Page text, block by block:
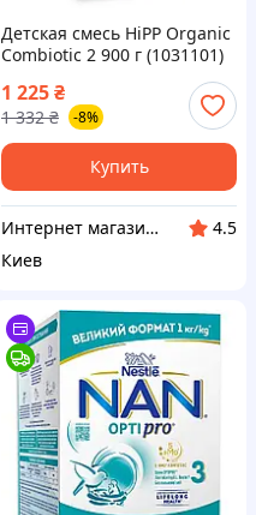
Детская смесь HiPP Organic
Combiotic 2 900 г (1031101)
1 225₴
1 332 ₴ -8%
Купить
Интернет магазин "Домовичок"
4.5
Киев